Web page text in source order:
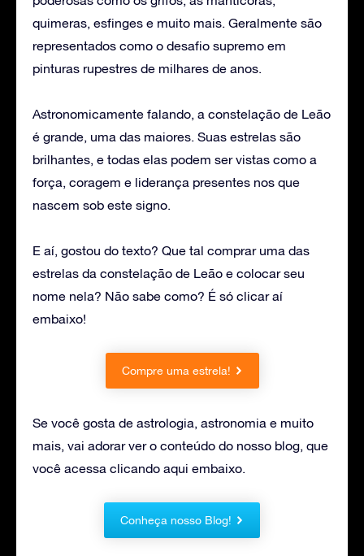
quimeras, esfinges e muito mais. Geralmente são
representados como o desafio supremo em
pinturas rupestres de milhares de anos.
Astronomicamente falando, a constelação de Leão
é grande, uma das maiores. Suas estrelas são
brilhantes, e todas elas podem ser vistas como a
força, coragem e liderança presentes nos que
nascem sob este signo.
E aí, gostou do texto? Que tal comprar uma das
estrelas da constelação de Leão e colocar seu
nome nela? Não sabe como? É só clicar aí
embaixo!
Compre uma estrela!
Se você gosta de astrologia, astronomia e muito
mais, vai adorar ver o conteúdo do nosso blog, que
você acessa clicando aqui embaixo.
Conheça nosso Blog!